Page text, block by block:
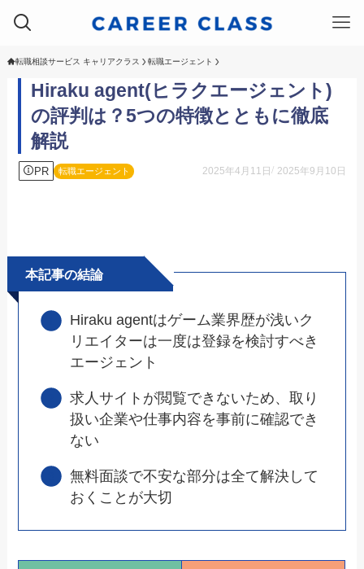
転職相談サービス キャリアクラス 転職エージェント
Hiraku agent(ヒラクエージェント)
の評判は？5つの特徴とともに徹底
解説
PR 転職エージェント 2025年4月11日 2025年9月10日
本記事の結論
Hiraku agentはゲーム業界歴が浅いク
リエイターは一度は登録を検討すべき
エージェント
求人サイトが閲覧できないため、取り
扱い企業や仕事内容を事前に確認でき
ない
無料面談で不安な部分は全て解決して
おくことが大切